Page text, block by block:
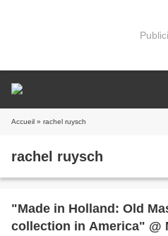
Accueil » rachel ruysch
rachel ruysch
"Made in Holland: Old
collection in America" @